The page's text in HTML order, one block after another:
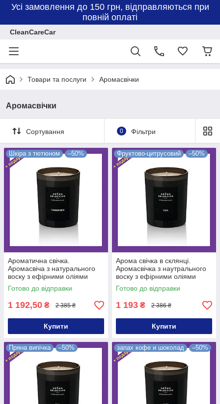
Усі замовлення до 150 грн, відправляються при
повній оплаті
CleanCareCar
Товари та послуги Аромасвічки
Аромасвічки
Сортування 0 Фільтри
Шкіра з тютюном –50%
Ароматична свічка.
Аромасвіча з натурального
воску з ефірними оліями
Forbidden
Готово до відправки
1 192,50 ₴ 2 385 ₴
Купити
Фруктово-цитрусовий –50%
Арома свічка в склянці.
Аромасвічка з наутрального
воску з ефірними оліями
GOA
Готово до відправки
1 193 ₴ 2 386 ₴
Купити
Пряна випічка –50% запах кофе и шоколад –50%